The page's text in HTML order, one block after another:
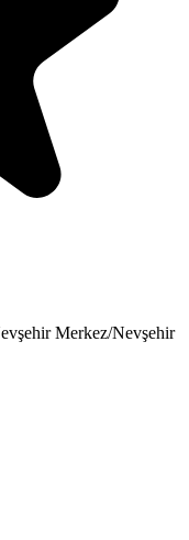
Merkez/Nevşehir